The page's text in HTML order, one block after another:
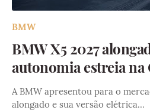
BMW
BMW X5 2027
autonomia estreia na
A BMW apresentou para o
alongado e sua versão elétrica…